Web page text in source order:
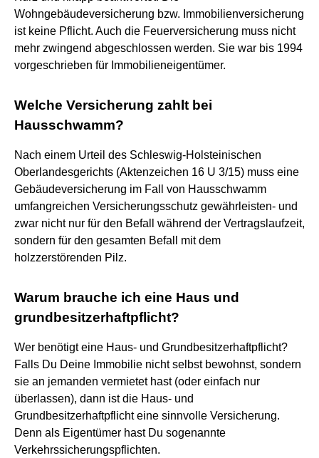
Wohngebäudeversicherung bzw. Immobilienversicherung
ist keine Pflicht. Auch die Feuerversicherung muss nicht
mehr zwingend abgeschlossen werden. Sie war bis 1994
vorgeschrieben für Immobilieneigentümer.
Welche Versicherung zahlt bei
Hausschwamm?
Nach einem Urteil des Schleswig-Holsteinischen
Oberlandesgerichts (Aktenzeichen 16 U 3/15) muss eine
Gebäudeversicherung im Fall von Hausschwamm
umfangreichen Versicherungsschutz gewährleisten- und
zwar nicht nur für den Befall während der Vertragslaufzeit,
sondern für den gesamten Befall mit dem
holzzerstörenden Pilz.
Warum brauche ich eine Haus und
grundbesitzerhaftpflicht?
Wer benötigt eine Haus- und Grundbesitzerhaftpflicht?
Falls Du Deine Immobilie nicht selbst bewohnst, sondern
sie an jemanden vermietet hast (oder einfach nur
überlassen), dann ist die Haus- und
Grundbesitzerhaftpflicht eine sinnvolle Versicherung.
Denn als Eigentümer hast Du sogenannte
Verkehrssicherungspflichten.